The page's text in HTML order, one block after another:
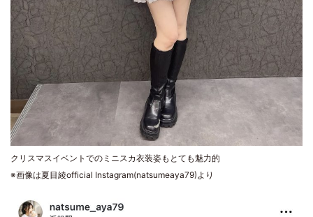
クリスマスイベントでのミニスカ衣装姿もとても魅力的
※画像は夏目綾official Instagram(natsumeaya79)より